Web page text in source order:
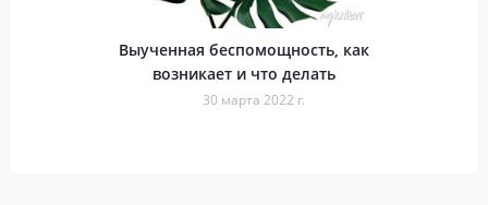
Выученная беспомощность, как
возникает и что делать
30 марта 2022 г.